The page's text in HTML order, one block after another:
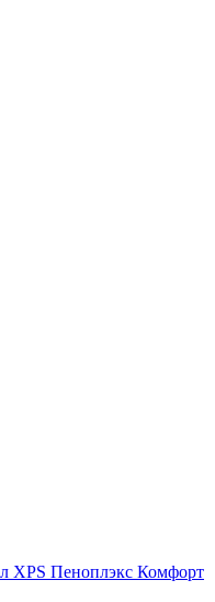
XPS Пеноплэкс Комфорт